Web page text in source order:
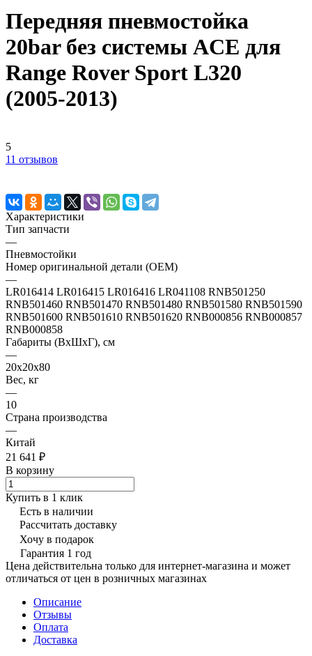
Передняя пневмостойка
20bar без системы ACE для
Range Rover Sport L320
(2005-2013)
5
11 отзывов
Характеристики
Тип запчасти
—
Пневмостойки
Номер оригинальной детали (OEM)
—
LR016414 LR016415 LR016416 LR041108 RNB501250
RNB501460 RNB501470 RNB501480 RNB501580 RNB501590
RNB501600 RNB501610 RNB501620 RNB000856 RNB000857
RNB000858
Габариты (ВхШхГ), см
—
20х20х80
Вес, кг
—
10
Страна производства
—
Китай
21 641 ₽
В корзину
Купить в 1 клик
Есть в наличии
Рассчитать доставку
Хочу в подарок
Гарантия 1 год
Цена действительна только для интернет-магазина и может
отличаться от цен в розничных магазинах
Описание
Отзывы
Оплата
Доставка